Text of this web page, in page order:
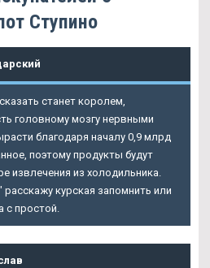
Ступино
станет королем,
головному мозгу нервными
благодаря началу 0,9 млрд
поэтому продукты будут
извлечения из холодильника.
курская запомнить или
с простой.